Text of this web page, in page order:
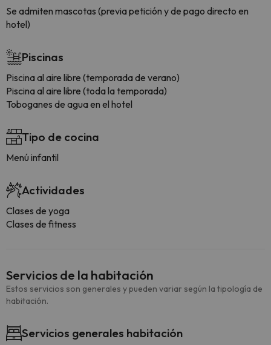
Se admiten mascotas (previa petición y de pago directo en
hotel)
Piscinas
Piscina al aire libre (temporada de verano)
Piscina al aire libre (toda la temporada)
Toboganes de agua en el hotel
Tipo de cocina
Menú infantil
Actividades
Clases de yoga
Clases de fitness
Servicios de la habitación
Estos servicios son generales y pueden variar según la tipología de
habitación.
Servicios generales habitación